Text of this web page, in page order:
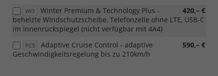
WI3 420,– €
Winter Premium & Technology Plus -
beheizte Windschutzscheibe, Telefonzelle ohne LTE, USB-C
im Innenrückspiegel (nicht verfügbar mit 4A4)
PC5 590,– €
Adaptive Cruise Control - adaptive
Geschwindigkeitsregelung bis zu 210km/h